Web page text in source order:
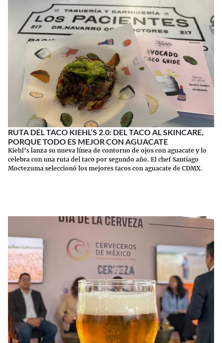
RUTA DEL TACO KIEHL’S 2.0: DEL TACO AL SKINCARE,
PORQUE TODO ES MEJOR CON AGUACATE
Kiehl’s lanza su nueva línea de contorno de ojos con aguacate y lo
celebra con una ruta del taco por segundo año. El chef Santiago
Moctezuma seleccionó los mejores tacos con aguacate de CDMX.